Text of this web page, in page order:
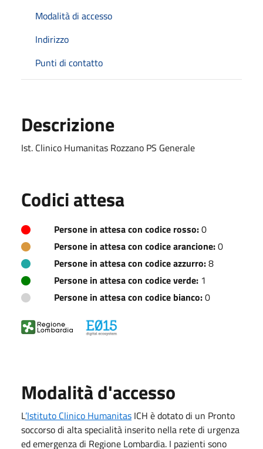
Modalità di accesso
Indirizzo
Punti di contatto
Descrizione
Ist. Clinico Humanitas Rozzano PS Generale
Codici attesa
Persone in attesa con codice rosso:0
Persone in attesa con codice arancione:0
Persone in attesa con codice azzurro:8
Persone in attesa con codice verde: 1
Persone in attesa con codice bianco:0
Modalità d'accesso
L’Istituto Clinico Humanitas ICH è dotato di un Pronto
soccorso di alta specialità inserito nella rete di urgenza
ed emergenza di Regione Lombardia. I pazienti sono